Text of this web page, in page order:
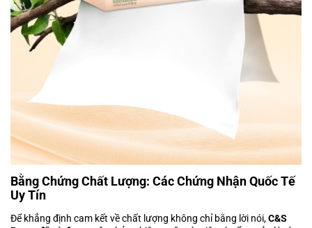
Bằng Chứng Chất Lượng: Các Chứng Nhận Quốc Tế
Uy Tín
Để khẳng định cam kết về chất lượng không chỉ bằng lời nói,C&S